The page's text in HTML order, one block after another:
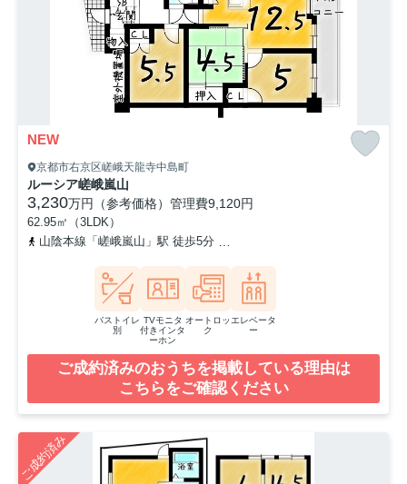
NEW
京都市右京区嵯峨天龍寺中島町
ルーシア嵯峨嵐山
3,230万円（参考価格） 管理費9,120円
62.95㎡（3LDK）
山陰本線「嵯峨嵐山」駅 徒歩5分
バストイレ
別
TVモニタ
付きインタ
ーホン
オートロッ
ク
エレベータ
ー
ご成約済みのおうちを掲載している理由は
こちらをご確認ください
ご成約済み